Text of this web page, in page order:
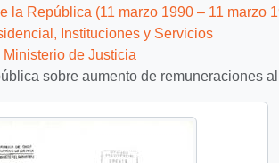
la República (11 marzo 1990 – 11 marzo
Instituciones y Servicios
Ministerio de Justicia
sobre aumento de remuneraciones